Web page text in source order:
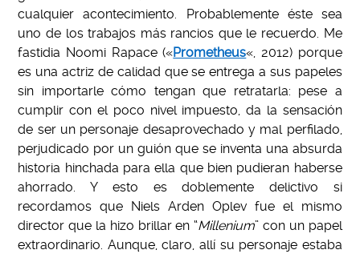
cualquier acontecimiento. Probablemente éste sea
uno de los trabajos más rancios que le recuerdo. Me
fastidia Noomi Rapace («Prometheus«, 2012) porque
es una actriz de calidad que se entrega a sus papeles
sin importarle cómo tengan que retratarla: pese a
cumplir con el poco nivel impuesto, da la sensación
de ser un personaje desaprovechado y mal perfilado,
perjudicado por un guión que se inventa una absurda
historia hinchada para ella que bien pudieran haberse
ahorrado. Y esto es doblemente delictivo si
recordamos que Niels Arden Oplev fue el mismo
director que la hizo brillar en “Millenium” con un papel
extraordinario. Aunque, claro, allí su personaje estaba